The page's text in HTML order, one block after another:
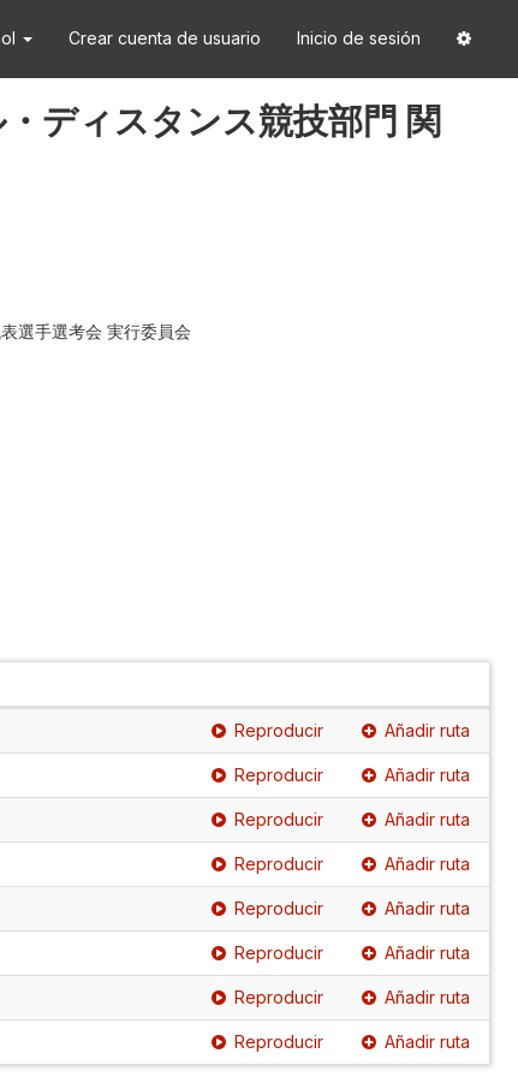
Crear cuenta de usuario Inicio de sesión
ディスタンス競技部門 関
選手選考会 実行委員会
Reproducir Añadir ruta
Reproducir Añadir ruta
Reproducir Añadir ruta
Reproducir Añadir ruta
Reproducir Añadir ruta
Reproducir Añadir ruta
Reproducir Añadir ruta
Reproducir Añadir ruta